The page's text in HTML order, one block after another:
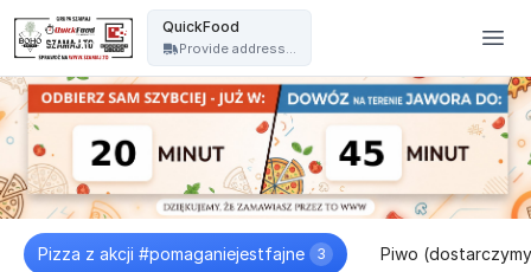
QuickFood
Provide address...
Pizza z akcji #pomaganiejestfajne 3 Piwo